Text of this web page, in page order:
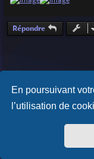
En poursuivant
l’utilisation de
Répondre
Accueil Index du